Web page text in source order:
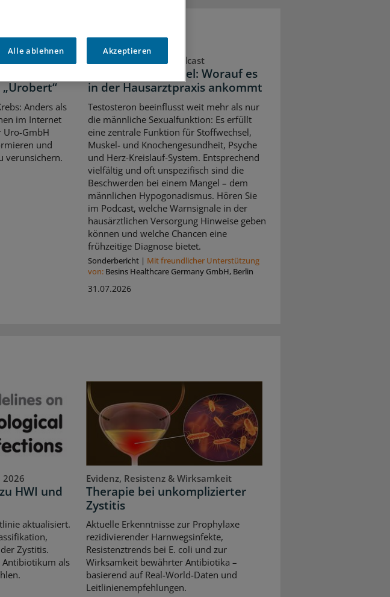
Anders als
im Internet
Uro-GmbH
und
verunsichern.
„ÄrzteTag extra“-Podcast
Testosteronmangel: Worauf es
in der Hausarztpraxis ankommt
Testosteron beeinflusst weit mehr als nur
die männliche Sexualfunktion: Es erfüllt
eine zentrale Funktion für Stoffwechsel,
Muskel- und Knochengesundheit, Psyche
und Herz-Kreislauf-System. Entsprechend
vielfältig und oft unspezifisch sind die
Beschwerden bei einem Mangel – dem
männlichen Hypogonadismus. Hören Sie
im Podcast, welche Warnsignale in der
hausärztlichen Versorgung Hinweise geben
können und welche Chancen eine
frühzeitige Diagnose bietet.
Sonderbericht| Mit freundlicher Unterstützung
von: Besins Healthcare Germany GmbH, Berlin
31.07.2026
2026
HWI und
aktualisiert.
Zystitis.
als
Evidenz, Resistenz & Wirksamkeit
Therapie bei unkomplizierter
Zystitis
Aktuelle Erkenntnisse zur Prophylaxe
rezidivierender Harnwegsinfekte,
Resistenztrends bei E. coli und zur
Wirksamkeit bewährter Antibiotika –
basierend auf Real-World-Daten und
Leitlinienempfehlungen.
Alle ablehnen Akzeptieren